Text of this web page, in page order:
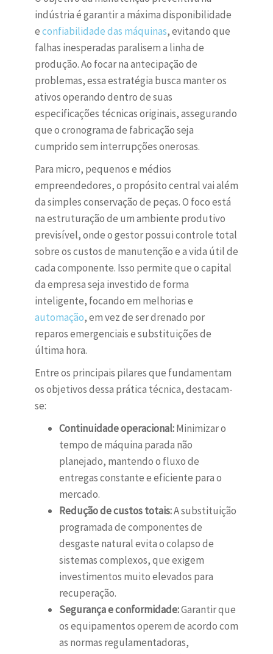
indústria é garantir a máxima disponibilidade
econfiabilidade das máquinas, evitando que
falhas inesperadas paralisem a linha de
produção. Ao focar na antecipação de
problemas, essa estratégia busca manter os
ativos operando dentro de suas
especificações técnicas originais, assegurando
que o cronograma de fabricação seja
cumprido sem interrupções onerosas.
Para micro, pequenos e médios
empreendedores, o propósito central vai além
da simples conservação de peças. O foco está
na estruturação de um ambiente produtivo
previsível, onde o gestor possui controle total
sobre os custos de manutenção e a vida útil de
cada componente. Isso permite que o capital
da empresa seja investido de forma
inteligente, focando em melhorias e
automação, em vez de ser drenado por
reparos emergenciais e substituições de
última hora.
Entre os principais pilares que fundamentam
os objetivos dessa prática técnica, destacam-
se:
Continuidade operacional:Minimizar o
tempo de máquina parada não
planejado, mantendo o fluxo de
entregas constante e eficiente para o
mercado.
Redução de custos totais:A substituição
programada de componentes de
desgaste natural evita o colapso de
sistemas complexos, que exigem
investimentos muito elevados para
recuperação.
Segurança e conformidade:Garantir que
os equipamentos operem de acordo com
as normas regulamentadoras,